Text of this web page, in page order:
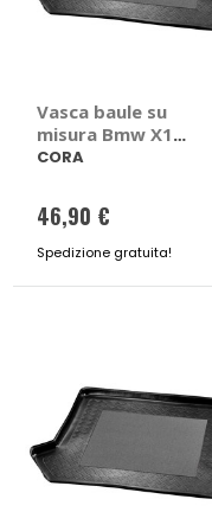
Vasca baule su
misura Bmw X1
2015>2022 - CORA
CORA
46,90 €
Spedizione gratuita!